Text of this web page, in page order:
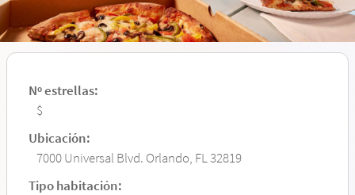
Nº estrellas:
$
Ubicación:
7000 Universal Blvd. Orlando, FL 32819
Tipo habitación: